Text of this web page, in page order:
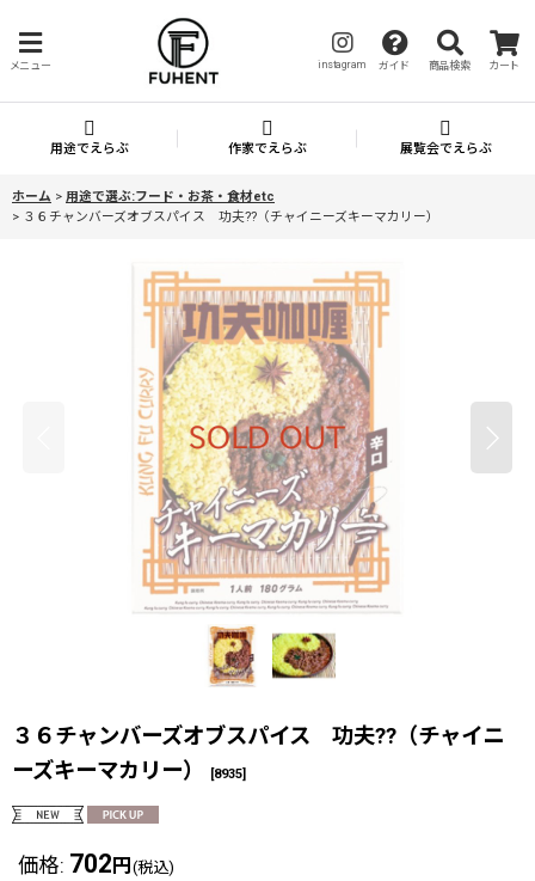
メニュー instagram ガイド 商品検索 カート
用途でえらぶ 作家でえらぶ 展覧会でえらぶ
ホーム > 用途で選ぶ:フード・お茶・食材etc
> ３６チャンバーズオブスパイス 功夫??（チャイニーズキーマカリー）
３６チャンバーズオブスパイス 功夫??（チャイニ
ーズキーマカリー）
8935]
価格: 702 円 (税込)